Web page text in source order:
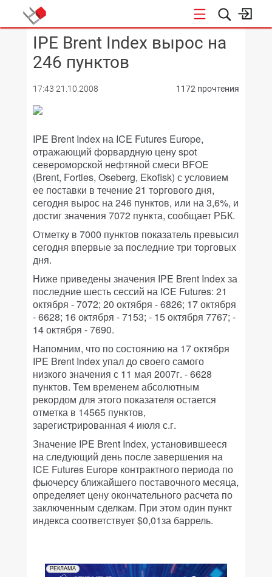
КОНФЕРЕНЦИИ
IPE Brent Index вырос на
246 пунктов
17:43 21.10.2008 1172 прочтения
IPE Brent Index на ICE Futures Europe,
отражающий форвардную цену spot
североморской нефтяной смеси BFOE
(Brent, Forties, Oseberg, Ekofisk) с условием
ее поставки в течение 21 торгового дня,
сегодня вырос на 246 пунктов, или на 3,6%, и
достиг значения 7072 пункта, сообщает РБК.
Отметку в 7000 пунктов показатель превысил
сегодня впервые за последние три торговых
дня.
Ниже приведены значения IPE Brent Index за
последние шесть сессий на ICE Futures: 21
октября - 7072; 20 октября - 6826; 17 октября
- 6628; 16 октября - 7153; - 15 октября 7767; -
14 октября - 7690.
Напомним, что по состоянию на 17 октября
IPE Brent Index упал до своего самого
низкого значения с 11 мая 2007г. - 6628
пунктов. Тем временем абсолютным
рекордом для этого показателя остается
отметка в 14565 пунктов,
зарегистрированная 4 июля с.г.
Значение IPE Brent Index, установившееся
на следующий день после завершения на
ICE Futures Europe контрактного периода по
фьючерсу ближайшего поставочного месяца,
определяет цену окончательного расчета по
заключенным сделкам. При этом один пункт
индекса соответствует $0,01за баррель.
РЕКЛАМА